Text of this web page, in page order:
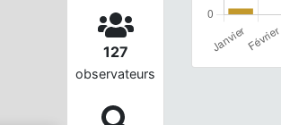
127
observateurs